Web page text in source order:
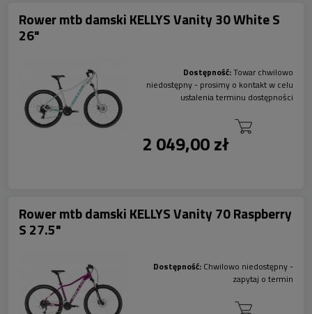
Rower mtb damski KELLYS Vanity 30 White S
26"
Dostępność:Towar chwilowo
niedostępny - prosimy o kontakt w celu
ustalenia terminu dostępności
2 049,00 zł
Rower mtb damski KELLYS Vanity 70 Raspberry
S 27.5"
Dostępność: Chwilowo niedostępny -
zapytaj o termin